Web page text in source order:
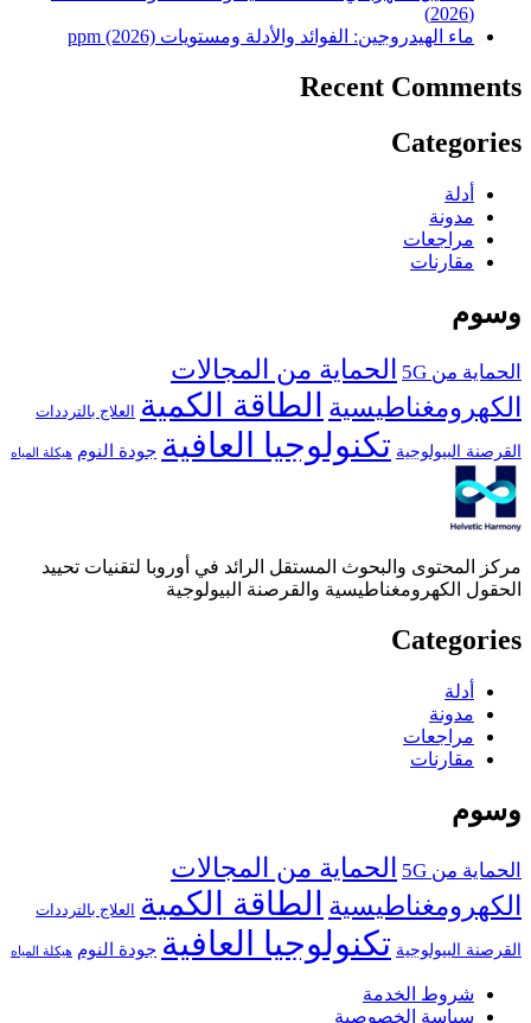
(2026)
ماء الهيدروجين: الفوائد والأدلة ومستويات ppm (2026)
Recent Comments
Categories
أدلة
مدونة
مراجعات
مقارنات
وسوم
الحماية من 5G
الحماية من المجالات
الكهرومغناطيسية
الطاقة الكمية العلاج بالترددات
القرصنة البيولوجية تكنولوجيا العافية جودة النوم هيكلة المياه
مركز المحتوى والبحوث المستقل الرائد في أوروبا لتقنيات تحييد
الحقول الكهرومغناطيسية والقرصنة البيولوجية
Categories
أدلة
مدونة
مراجعات
مقارنات
وسوم
الحماية من 5G
الحماية من المجالات
الكهرومغناطيسية
الطاقة الكمية العلاج بالترددات
القرصنة البيولوجية تكنولوجيا العافية جودة النوم هيكلة المياه
شروط الخدمة
سياسة الخصوصية